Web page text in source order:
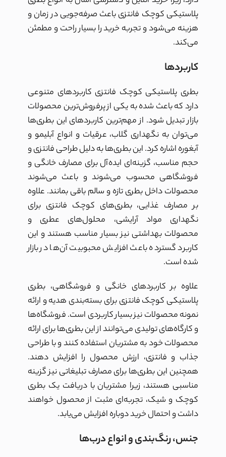
پلاستیکی کوچک فانتزی باعث صرفه‌جویی در زمان و
هزینه می‌شود و تجربه خرید را بسیار راحت و مطمئن
می‌کند.
کاربردها
بطری پلاستیکی کوچک فانتزی کاربردهای متنوعی
دارد که باعث شده به یکی از پرفروش‌ترین محصولات
بازار تبدیل شود. از مهم‌ترین کاربردهای این بطری‌ها
می‌توان به نگهداری گلاب، عرقیات و انواع آبلیمو و
آبغوره اشاره کرد. این بطری‌ها به دلیل طراحی فانتزی و
حجم مناسب، گزینه‌ای ایده‌آل برای مصارف خانگی و
فروشگاهی محسوب می‌شوند و باعث می‌شوند
محصولات داخل بطری تازه و سالم باقی بمانند. علاوه
بر مصارف غذایی، بطری‌های کوچک فانتزی برای
نگهداری مواد آرایشی، محلول‌های عطری و
محصولات بهداشتی نیز بسیار مناسب هستند و این
کاربرد گسترده باعث افزایش محبوبیت آن‌ها در بازار
شده است.
علاوه بر کاربردهای خانگی و فروشگاهی، بطری
پلاستیکی کوچک فانتزی برای بسته‌بندی هدیه و ارائه
نمونه محصولات نیز بسیار کاربردی است. فروشگاه‌ها
و کارگاه‌های تولیدی می‌توانند از این بطری‌ها برای ارائه
محصولات خود به مشتریان استفاده کنند و با طراحی
جذاب و فانتزی، ارزش محصول را افزایش دهند.
همچنین این بطری‌ها برای مصارف تبلیغاتی نیز گزینه
مناسبی هستند، زیرا مشتریان با دریافت یک بطری
کوچک و شیک، تجربه‌ای مثبت از محصول خواهند
داشت و احتمال خرید دوباره افزایش می‌یابد.
جنس، رنگ‌بندی و انواع درب‌ها